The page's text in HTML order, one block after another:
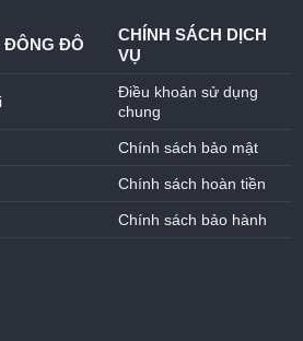
ĐÔNG ĐÔ
CHÍNH SÁCH DỊCH
VỤ
Điều khoản sử dụng
chung
Chính sách bảo mật
Chính sách hoàn tiền
Chính sách bảo hành